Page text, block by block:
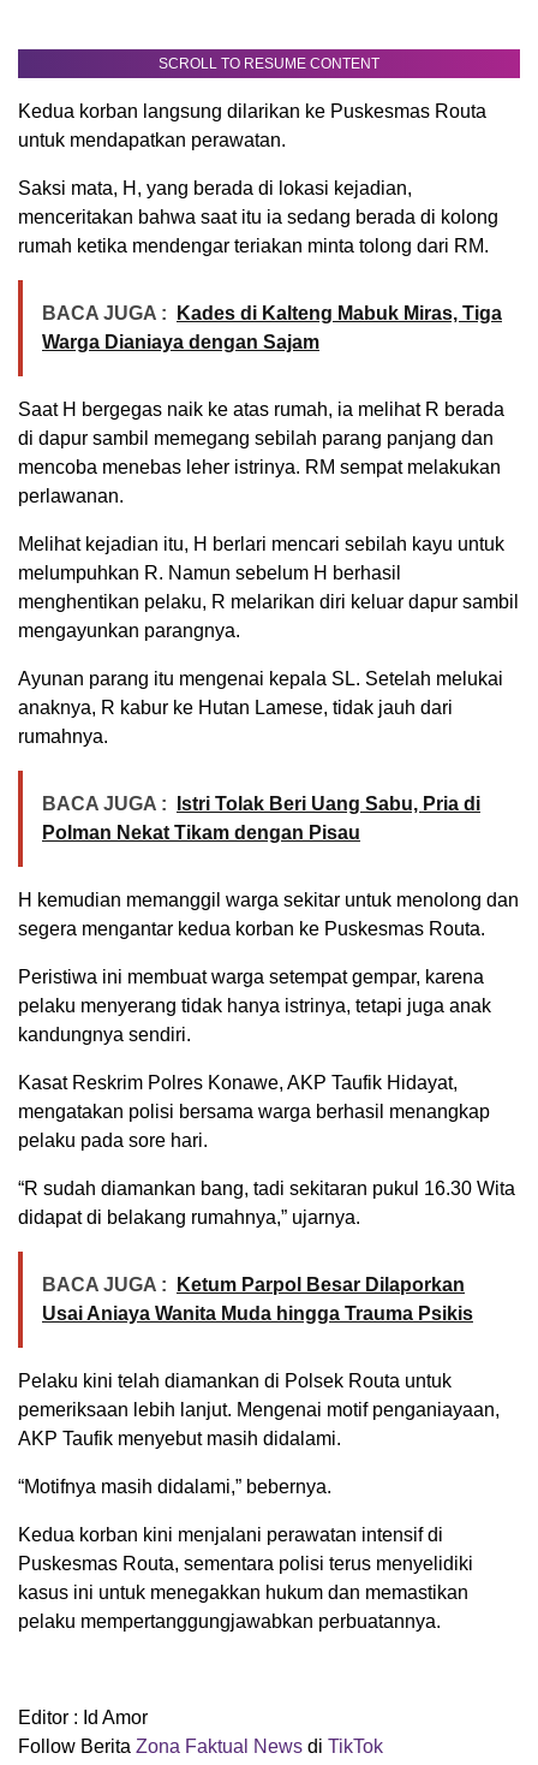
SCROLL TO RESUME CONTENT
Kedua korban langsung dilarikan ke Puskesmas Routa
untuk mendapatkan perawatan.
Saksi mata, H, yang berada di lokasi kejadian,
menceritakan bahwa saat itu ia sedang berada di kolong
rumah ketika mendengar teriakan minta tolong dari RM.
BACA JUGA :
Kades di Kalteng Mabuk Miras, Tiga
Warga Dianiaya dengan Sajam
Saat H bergegas naik ke atas rumah, ia melihat R berada
di dapur sambil memegang sebilah parang panjang dan
mencoba menebas leher istrinya. RM sempat melakukan
perlawanan.
Melihat kejadian itu, H berlari mencari sebilah kayu untuk
melumpuhkan R. Namun sebelum H berhasil
menghentikan pelaku, R melarikan diri keluar dapur sambil
mengayunkan parangnya.
Ayunan parang itu mengenai kepala SL. Setelah melukai
anaknya, R kabur ke Hutan Lamese, tidak jauh dari
rumahnya.
BACA JUGA :
Istri Tolak Beri Uang Sabu, Pria di
Polman Nekat Tikam dengan Pisau
H kemudian memanggil warga sekitar untuk menolong dan
segera mengantar kedua korban ke Puskesmas Routa.
Peristiwa ini membuat warga setempat gempar, karena
pelaku menyerang tidak hanya istrinya, tetapi juga anak
kandungnya sendiri.
Kasat Reskrim Polres Konawe, AKP Taufik Hidayat,
mengatakan polisi bersama warga berhasil menangkap
pelaku pada sore hari.
“R sudah diamankan bang, tadi sekitaran pukul 16.30 Wita
didapat di belakang rumahnya,” ujarnya.
BACA JUGA :
Ketum Parpol Besar Dilaporkan
Usai Aniaya Wanita Muda hingga Trauma Psikis
Pelaku kini telah diamankan di Polsek Routa untuk
pemeriksaan lebih lanjut. Mengenai motif penganiayaan,
AKP Taufik menyebut masih didalami.
“Motifnya masih didalami,” bebernya.
Kedua korban kini menjalani perawatan intensif di
Puskesmas Routa, sementara polisi terus menyelidiki
kasus ini untuk menegakkan hukum dan memastikan
pelaku mempertanggungjawabkan perbuatannya.
Editor : Id Amor
Follow Berita Zona Faktual News di TikTok